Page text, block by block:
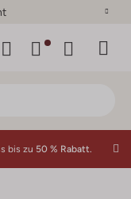
bis zu 50 % Rabatt.